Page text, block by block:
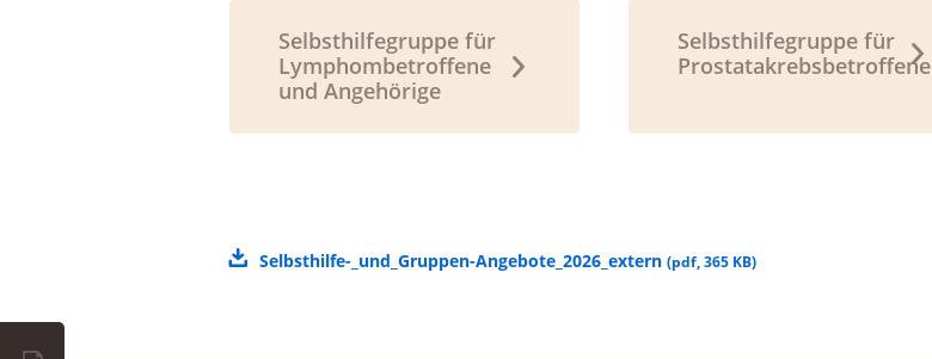
Selbsthilfegruppe für
Lymphombetroffene
und Angehörige
Selbsthilfegruppe für
Prostatakrebsbetroffene
Selbsthilfe-_und_Gruppen-Angebote_2026_extern (pdf,365 KB)